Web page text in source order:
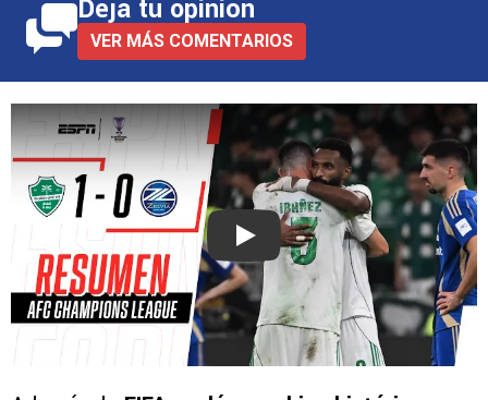
Deja tu opinión
VER MÁS COMENTARIOS
Play